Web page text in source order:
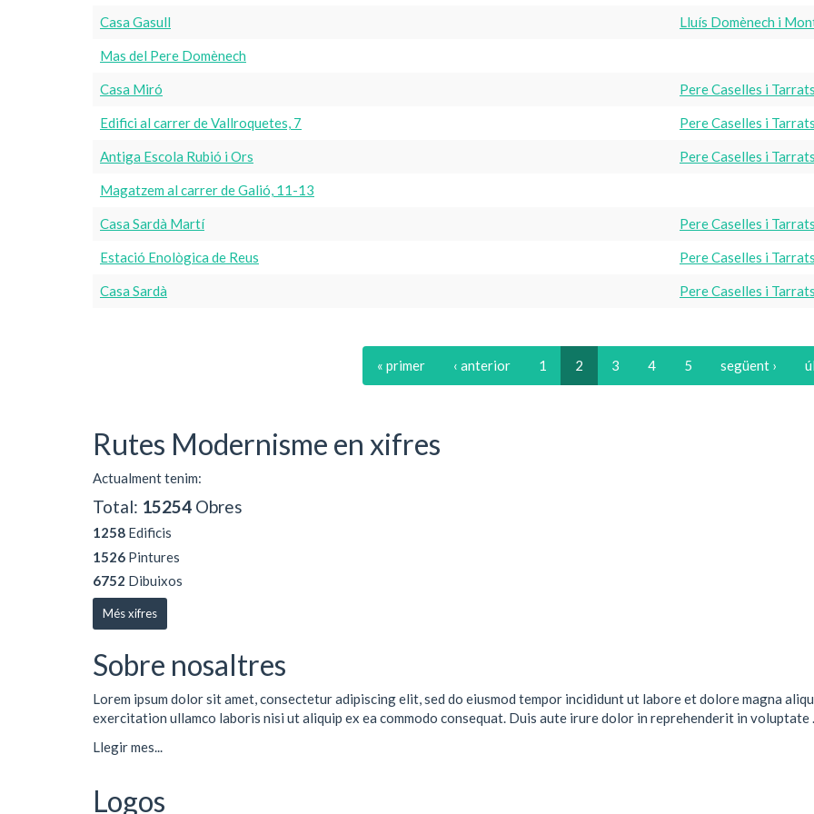
Casa Gasull Lluís Domènech i
Mas del Pere Domènech
Casa Miró Pere Caselles i Tarrats
Edifici al carrer de Vallroquetes, 7 Pere Caselles i Tarrats
Antiga Escola Rubió i Ors Pere Caselles i Tarrats
Magatzem al carrer de Galió, 11-13
Casa Sardà Martí Pere Caselles i Tarrats
Estació Enològica de Reus Pere Caselles i Tarrats
Casa Sardà Pere Caselles i Tarrats
« primer ‹ anterior 1 2 3 4 5 següent ›
Rutes Modernisme en xifres
Actualment tenim:
Total: 15254 Obres
1258 Edificis
1526 Pintures
6752 Dibuixos
Més xifres
Sobre nosaltres
Lorem ipsum dolor sit amet, consectetur adipiscing elit, sed do eiusmod tempor incididunt ut labore et dolore magna
exercitation ullamco laboris nisi ut aliquip ex ea commodo consequat. Duis aute irure dolor in reprehenderit in voluptate
Llegir mes...
Logos